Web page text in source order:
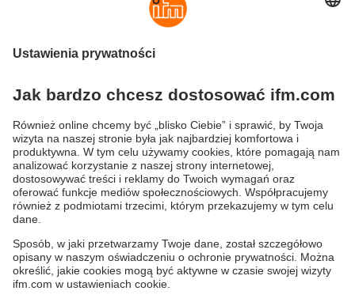
moneo IIoT Insights
Dodatek moneo IIoT Insights zawiera
inteligentne, wspierane przez sztuczną
inteligencję funkcje do optymalizacji procesów,
łańcuchów dostaw i bezpieczeństwa.
ifmformation - artykuły